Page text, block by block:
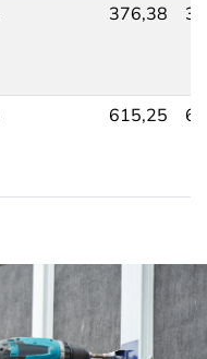
376,38
615,25